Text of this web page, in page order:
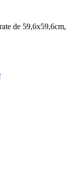
de 59,6x59,6cm,